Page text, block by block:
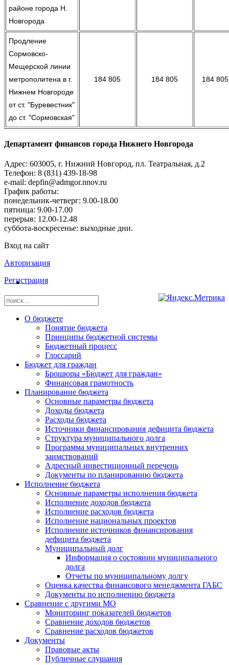
районе города Н.
Новгорода
Продление
Сормовско-
Мещерской линии
метрополитена в г.
Нижнем Новгороде
от ст. "Буревестник"
до ст. "Сормовская"
184 805 184 805 184 805
Департамент финансов города Нижнего Новгорода
Адрес: 603005, г. Нижний Новгород, пл. Театральная, д.2
Телефон: 8 (831) 439-18-98
e-mail: depfin@admgor.nnov.ru
График работы:
понедельник-четверг: 9.00-18.00
пятница: 9.00-17.00
перерыв: 12.00-12.48
суббота-воскресенье: выходные дни.
Вход на сайт
Авторизация
Регистрация
О бюджете
Понятие бюджета
Принципы бюджетной системы
Бюджетный процесс
Глоссарий
Бюджет для граждан
Брошюры «Бюджет для граждан»
Финансовая грамотность
Планирование бюджета
Основные параметры бюджета
Доходы бюджета
Расходы бюджета
Источники финансирования дефицита бюджета
Структура муниципального долга
Программа муниципальных внутренних
заимствований
Адресный инвестиционный перечень
Документы по планированию бюджета
Исполнение бюджета
Основные параметры исполнения бюджета
Исполнение доходов бюджета
Исполнение расходов бюджета
Исполнение национальных проектов
Исполнение источников финансирования
дефицита бюджета
Муниципальный долг
Информация о состоянии муниципального
долга
Отчеты по муниципальному долгу
Оценка качества финансового менеджмента ГАБС
Документы по исполнению бюджета
Сравнение с другими МО
Мониторинг показателей бюджетов
Сравнение доходов бюджетов
Сравнение расходов бюджетов
Документы
Правовые акты
Публичные слушания